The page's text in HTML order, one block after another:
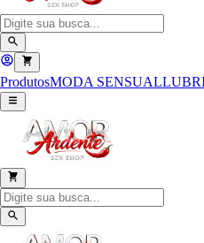
ProdutosMODA SENSUAL